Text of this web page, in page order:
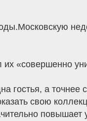
их «совершенно
а точнее
свою